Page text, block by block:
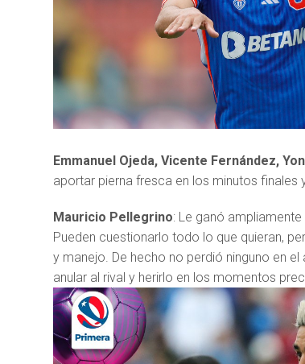
Emmanuel Ojeda,Vicente Fernández,
aportar pierna fresca en los minutos finales
Mauricio Pellegrino: Le ganó
Pueden cuestionarlo todo lo que quieran,
y manejo. De hecho no perdió ninguno en
anular al rival y herirlo en los momentos